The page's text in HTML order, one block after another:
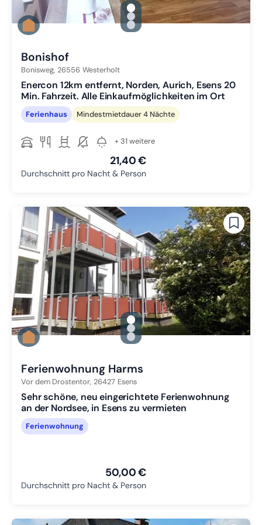
gallery.slide_selector
Zu Slide 1 wechseln
Zu Slide 2 wechseln
Zu Slide 3 wechseln
Bonishof
Bonisweg, 26556 Westerholt
Enercon 12km entfernt, Norden, Aurich, Esens 20
Min. Fahrzeit. Alle Einkaufmöglichkeiten im Ort
Ferienhaus Mindestmietdauer 4 Nächte
+ 31 weitere
21,40 €
Durchschnitt pro Nacht & Person
gallery.slide_selector
Zu Slide 1 wechseln
Zu Slide 2 wechseln
Zu Slide 3 wechseln
Ferienwohnung Harms
Vor dem Drostentor, 26427 Esens
Sehr schöne, neu eingerichtete Ferienwohnung
an der Nordsee, in Esens zu vermieten
Ferienwohnung
50,00 €
Durchschnitt pro Nacht & Person